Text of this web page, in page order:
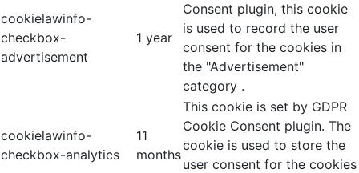
cookielawinfo-
checkbox-
advertisement
1 year
Consent plugin, this cookie
is used to record the user
consent for the cookies in
the "Advertisement"
category .
cookielawinfo-
checkbox-analytics
11
months
This cookie is set by GDPR
Cookie Consent plugin. The
cookie is used to store the
user consent for the cookies